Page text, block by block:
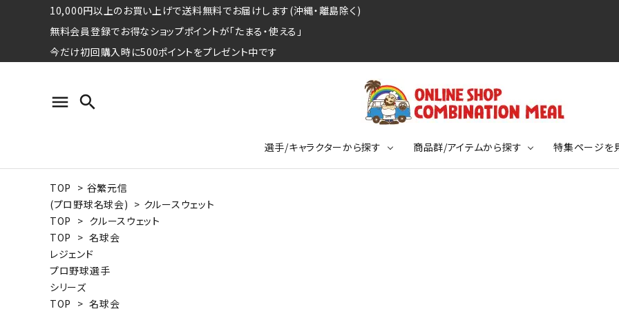
10,000円以上のお買い上げで送料無料でお届けします(沖縄・離島除く)
無料会員登録でお得なショップポイントが「たまる・使える」
今だけ初回購入時に500ポイントをプレゼント中です
menu search
選手/キャラクターから探す
プロ野球選手コレクション
日本プロサッカー選手会シリーズ
水泳競技選手コレクション
商品群/アイテムから探す
Tシャツ
パーカー
期間限定販売アイテム
特集ページを
特集ページ
ウォーレン･クロマティ
特集ページ
競走馬コレクション
TOP > 谷繁元信
(プロ野球名球会) > クルースウェット
TOP > クルースウェット
TOP > 名球会
レジェンド
プロ野球選手
シリーズ
TOP > 名球会